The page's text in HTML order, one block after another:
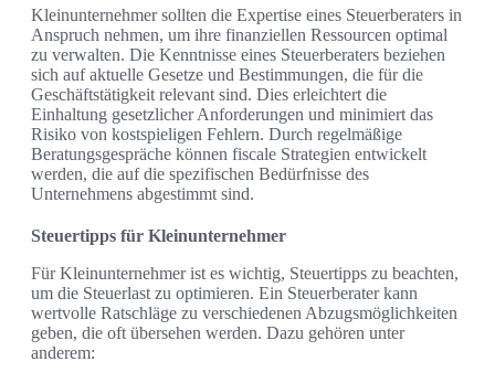
Kleinunternehmer sollten die Expertise eines Steuerberaters in
Anspruch nehmen, um ihre finanziellen Ressourcen optimal
zu verwalten. Die Kenntnisse eines Steuerberaters beziehen
sich auf aktuelle Gesetze und Bestimmungen, die für die
Geschäftstätigkeit relevant sind. Dies erleichtert die
Einhaltung gesetzlicher Anforderungen und minimiert das
Risiko von kostspieligen Fehlern. Durch regelmäßige
Beratungsgespräche können fiscale Strategien entwickelt
werden, die auf die spezifischen Bedürfnisse des
Unternehmens abgestimmt sind.
Steuertipps für Kleinunternehmer
Für Kleinunternehmer ist es wichtig, Steuertipps zu beachten,
um die Steuerlast zu optimieren. Ein Steuerberater kann
wertvolle Ratschläge zu verschiedenen Abzugsmöglichkeiten
geben, die oft übersehen werden. Dazu gehören unter
anderem: